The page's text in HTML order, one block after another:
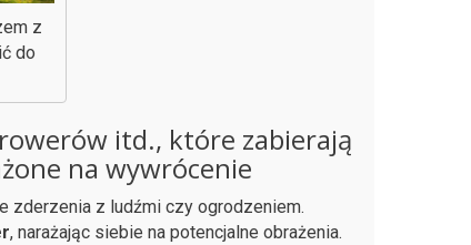
z
do
itd., które zabierają
na wywrócenie
zderzenia z ludźmi czy ogrodzeniem.
, narażając siebie na potencjalne obrażenia.